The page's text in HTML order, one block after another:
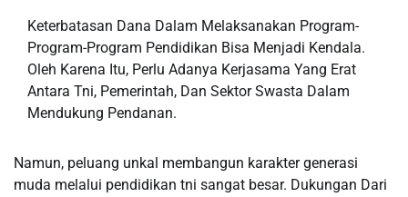
Keterbatasan Dana Dalam Melaksanakan Program-
Program-Program Pendidikan Bisa Menjadi Kendala.
Oleh Karena Itu, Perlu Adanya Kerjasama Yang Erat
Antara Tni, Pemerintah, Dan Sektor Swasta Dalam
Mendukung Pendanan.
Namun, peluang unkal membangun karakter generasi
muda melalui pendidikan tni sangat besar. Dukungan Dari